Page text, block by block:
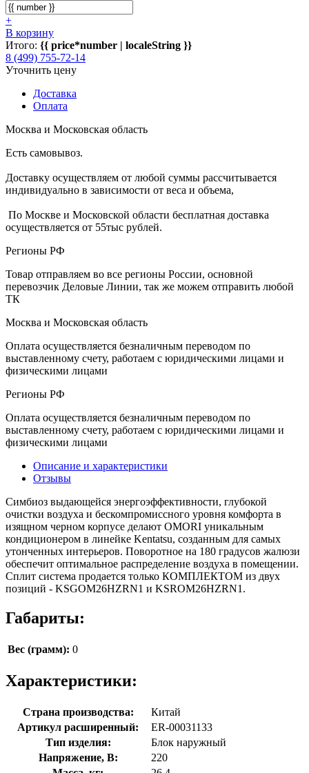
+
В корзину
Итого: {{ price*number | localeString }}
8 (499) 755-72-14
Уточнить цену
Доставка
Оплата
Москва и Московская область
Есть самовывоз.
Доставку осуществляем от любой суммы рассчитывается
индивидуально в зависимости от веса и объема,
По Москве и Московской области бесплатная доставка
осуществляется от 55тыс рублей.
Регионы РФ
Товар отправляем во все регионы России, основной
перевозчик Деловые Линии, так же можем отправить любой
ТК
Москва и Московская область
Оплата осуществляется безналичным переводом по
выставленному счету, работаем с юридическими лицами и
физическими лицами
Регионы РФ
Оплата осуществляется безналичным переводом по
выставленному счету, работаем с юридическими лицами и
физическими лицами
Описание и характеристики
Отзывы
Симбиоз выдающейся энергоэффективности, глубокой
очистки воздуха и бескомпромиссного уровня комфорта в
изящном черном корпусе делают OMORI уникальным
кондиционером в линейке Kentatsu, созданным для самых
утонченных интерьеров. Поворотное на 180 градусов жалюзи
обеспечит оптимальное распределение воздуха в помещении.
Сплит система продается только КОМПЛЕКТОМ из двух
позиций - KSGOM26HZRN1 и KSROM26HZRN1.
Габариты:
Вес (грамм): 0
Характеристики:
Страна производства:
Китай
Артикул расширенный:
ER-00031133
Тип изделия:
Блок наружный
Напряжение, В:
220